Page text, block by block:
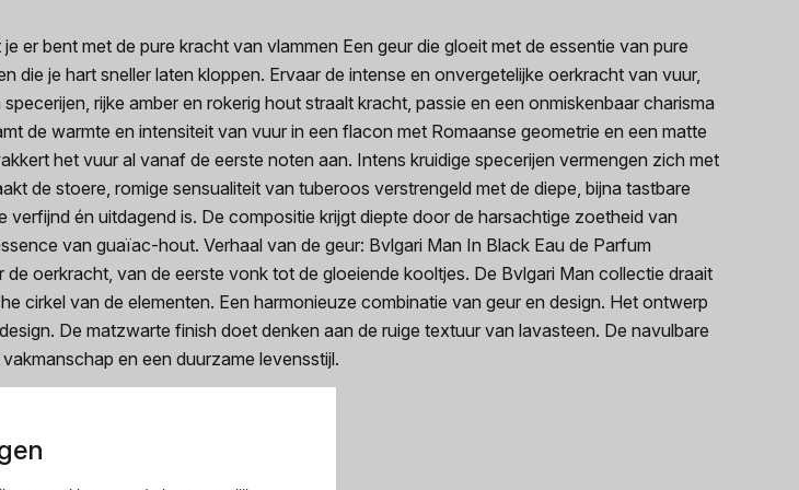
er bent met de pure kracht van vlammen Een geur die gloeit met de essentie van pure
je hart sneller laten kloppen. Ervaar de intense en onvergetelijke oerkracht van vuur,
rijke amber en rokerig hout straalt kracht, passie en een onmiskenbaar charisma
de warmte en intensiteit van vuur in een flacon met Romaanse geometrie en een matte
het vuur al vanaf de eerste noten aan. Intens kruidige specerijen vermengen zich met
de stoere, romige sensualiteit van tuberoos verstrengeld met de diepe, bijna tastbare
én uitdagend is. De compositie krijgt diepte door de harsachtige zoetheid van
van guaïac-hout. Verhaal van de geur: Bvlgari Man In Black Eau de Parfum
oerkracht, van de eerste vonk tot de gloeiende kooltjes. De Bvlgari Man collectie draait
cirkel van de elementen. Een harmonieuze combinatie van geur en design. Het ontwerp
De matzwarte finish doet denken aan de ruige textuur van lavasteen. De navulbare
en een duurzame levensstijl.